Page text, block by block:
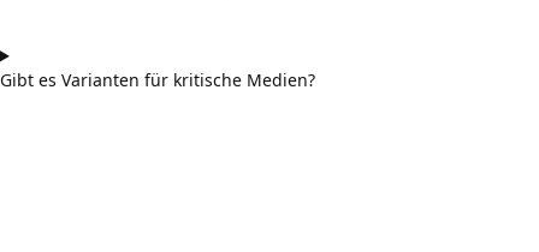
Gibt es Varianten für kritische Medien?